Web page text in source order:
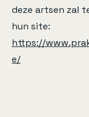
deze artsen zal
hun site:
https://
e/